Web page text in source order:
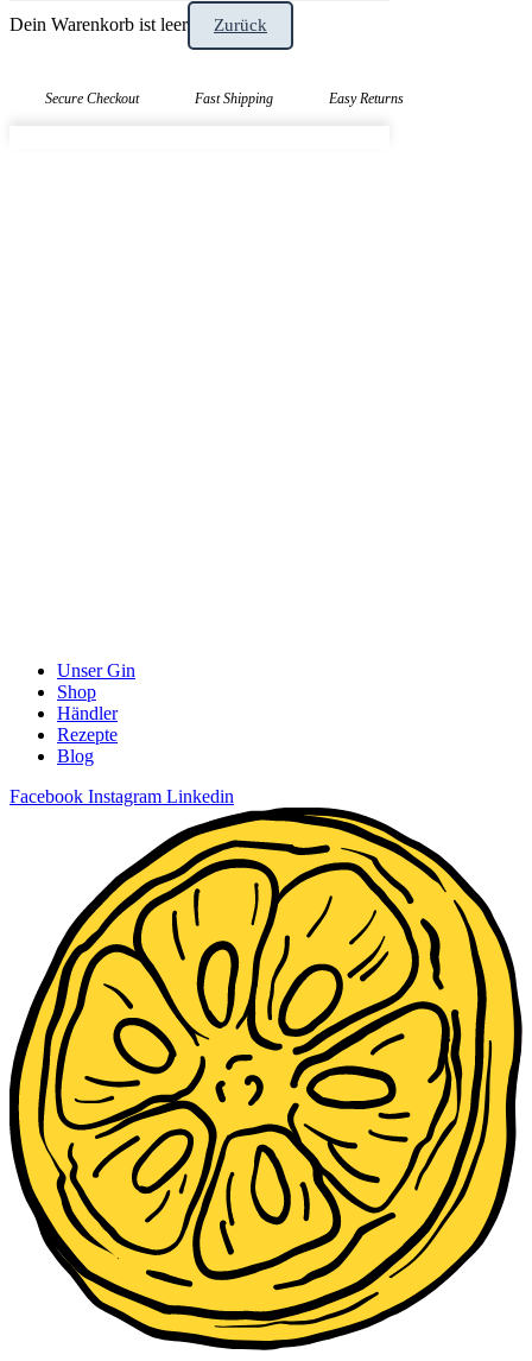
Dein Warenkorb ist leer Zurück
Secure Checkout Fast Shipping Easy Returns
Unser Gin
Shop
Händler
Rezepte
Blog
Facebook Instagram Linkedin